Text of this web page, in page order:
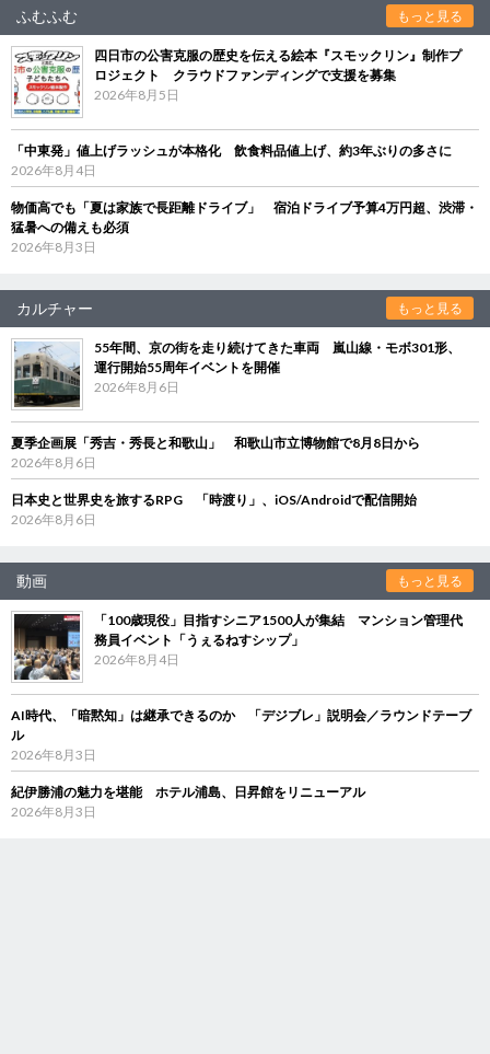
ふむふむ もっと見る
四日市の公害克服の歴史を伝える絵本『スモックリン』制作プ
ロジェクト クラウドファンディングで支援を募集
2026年8月5日
「中東発」値上げラッシュが本格化 飲食料品値上げ、約3年ぶりの多さに
2026年8月4日
物価高でも「夏は家族で長距離ドライブ」 宿泊ドライブ予算4万円超、渋滞・
猛暑への備えも必須
2026年8月3日
カルチャー もっと見る
55年間、京の街を走り続けてきた車両 嵐山線・モボ301形、
運行開始55周年イベントを開催
2026年8月6日
夏季企画展「秀吉・秀長と和歌山」 和歌山市立博物館で8月8日から
2026年8月6日
日本史と世界史を旅するRPG 「時渡り」、iOS/Androidで配信開始
2026年8月6日
動画 もっと見る
「100歳現役」目指すシニア1500人が集結 マンション管理代
務員イベント「うぇるねすシップ」
2026年8月4日
AI時代、「暗黙知」は継承できるのか 「デジブレ」説明会／ラウンドテーブ
ル
2026年8月3日
紀伊勝浦の魅力を堪能 ホテル浦島、日昇館をリニューアル
2026年8月3日